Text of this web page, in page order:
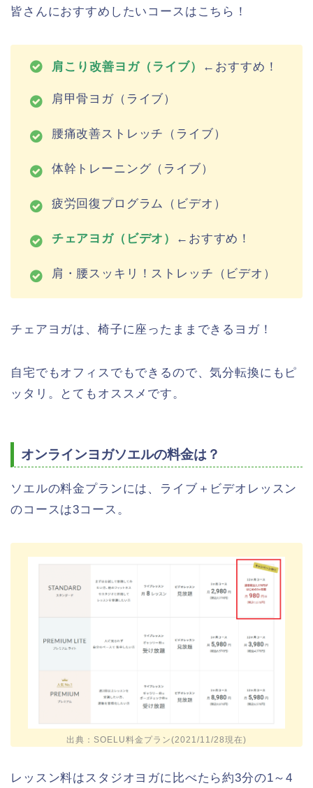
皆さんにおすすめしたいコースはこちら！
肩こり改善ヨガ（ライブ） ←おすすめ！
肩甲骨ヨガ（ライブ）
腰痛改善ストレッチ（ライブ）
体幹トレーニング（ライブ）
疲労回復プログラム（ビデオ）
チェアヨガ（ビデオ） ←おすすめ！
肩・腰スッキリ！ストレッチ（ビデオ）
チェアヨガは、椅子に座ったままできるヨガ！
自宅でもオフィスでもできるので、気分転換にもピ
ッタリ。とてもオススメです。
オンラインヨガソエルの料金は？
ソエルの料金プランには、ライブ＋ビデオレッスン
のコースは3コース。
出典：SOELU料金プラン(2021/11/28現在)
レッスン料はスタジオヨガに比べたら約3分の1～4